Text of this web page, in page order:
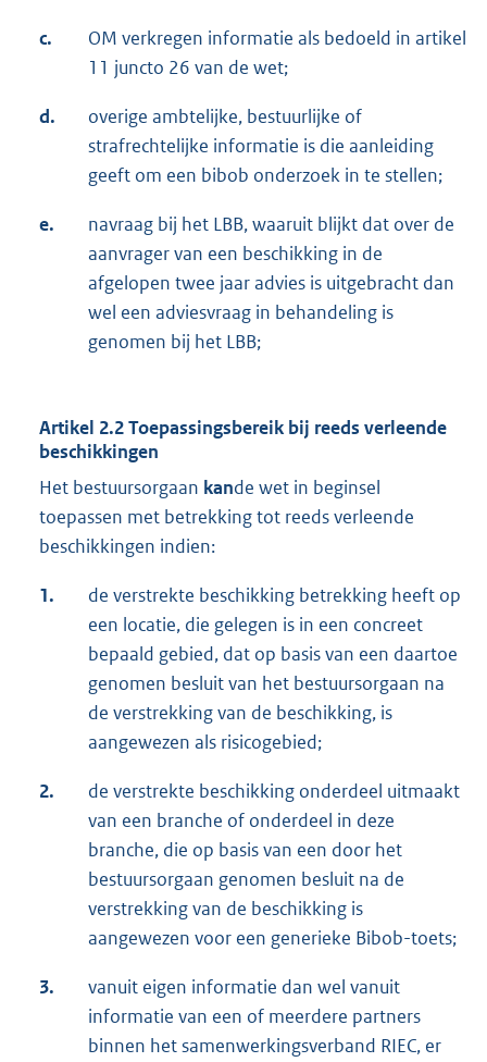
c.
OM verkregen informatie als bedoeld in artikel
11 juncto 26 van de wet;
d.
overige ambtelijke, bestuurlijke of
strafrechtelijke informatie is die aanleiding
geeft om een bibob onderzoek in te stellen;
e.
navraag bij het LBB, waaruit blijkt dat over de
aanvrager van een beschikking in de
afgelopen twee jaar advies is uitgebracht dan
wel een adviesvraag in behandeling is
genomen bij het LBB;
Artikel 2.2 Toepassingsbereik bij reeds verleende
beschikkingen
Het bestuursorgaan kande wet in beginsel
toepassen met betrekking tot reeds verleende
beschikkingen indien:
1.
de verstrekte beschikking betrekking heeft op
een locatie, die gelegen is in een concreet
bepaald gebied, dat op basis van een daartoe
genomen besluit van het bestuursorgaan na
de verstrekking van de beschikking, is
aangewezen als risicogebied;
2.
de verstrekte beschikking onderdeel uitmaakt
van een branche of onderdeel in deze
branche, die op basis van een door het
bestuursorgaan genomen besluit na de
verstrekking van de beschikking is
aangewezen voor een generieke Bibob-toets;
3.
vanuit eigen informatie dan wel vanuit
informatie van een of meerdere partners
binnen het samenwerkingsverband RIEC, er